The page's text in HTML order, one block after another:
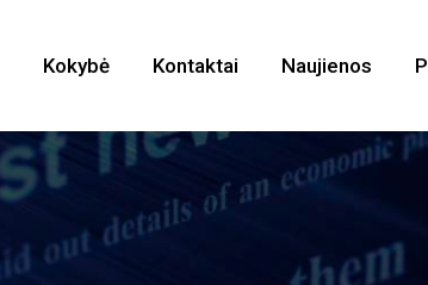
Kokybė Kontaktai Naujienos